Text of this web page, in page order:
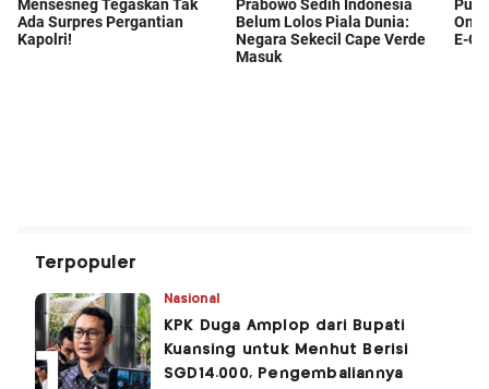
Terpopuler
Nasional
KPK Duga Amplop dari Bupati
Kuansing untuk Menhut Berisi
SGD14.000, Pengembaliannya